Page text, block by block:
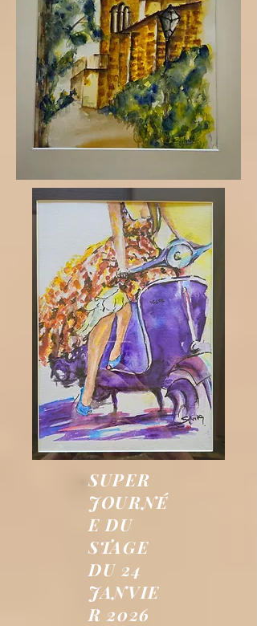
SUPER
JOURNÉ
E DU
STAGE
DU 24
JANVIE
R 2026